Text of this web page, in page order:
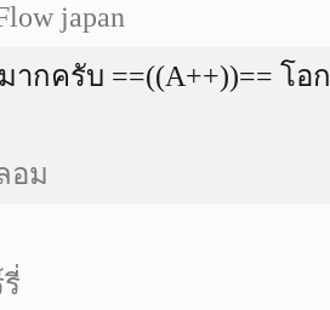
japan
ากครับ ==((A++))== โ
อม